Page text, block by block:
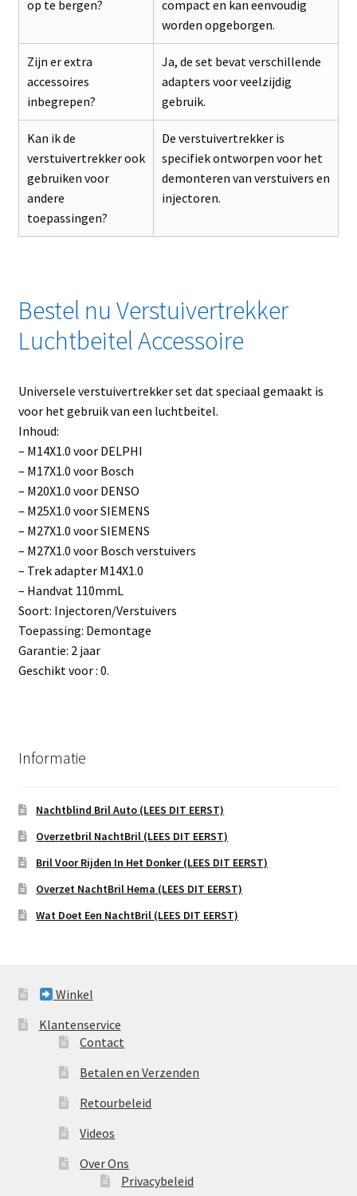
op te bergen?
compact en kan eenvoudig
worden opgeborgen.
Zijn er extra
accessoires
inbegrepen?
Ja, de set bevat verschillende
adapters voor veelzijdig
gebruik.
Kan ik de
verstuivertrekker ook
gebruiken voor
andere
toepassingen?
De verstuivertrekker is
specifiek ontworpen voor het
demonteren van verstuivers en
injectoren.
Bestel nu Verstuivertrekker
Luchtbeitel Accessoire
Universele verstuivertrekker set dat speciaal gemaakt is
voor het gebruik van een luchtbeitel.
Inhoud:
– M14X1.0 voor DELPHI
– M17X1.0 voor Bosch
– M20X1.0 voor DENSO
– M25X1.0 voor SIEMENS
– M27X1.0 voor SIEMENS
– M27X1.0 voor Bosch verstuivers
– Trek adapter M14X1.0
– Handvat 110mmL
Soort: Injectoren/Verstuivers
Toepassing: Demontage
Garantie: 2 jaar
Geschikt voor : 0.
Informatie
Nachtblind Bril Auto (LEES DIT EERST)
Overzetbril NachtBril (LEES DIT EERST)
Bril Voor Rijden In Het Donker (LEES DIT EERST)
Overzet NachtBril Hema (LEES DIT EERST)
Wat Doet Een NachtBril (LEES DIT EERST)
Winkel
Klantenservice
Contact
Betalen en Verzenden
Retourbeleid
Videos
Over Ons
Privacybeleid